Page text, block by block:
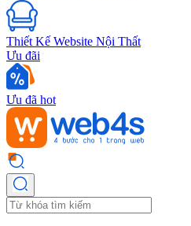
Thiết Kế Website Nội Thất
Ưu đãi
Ưu đã hot